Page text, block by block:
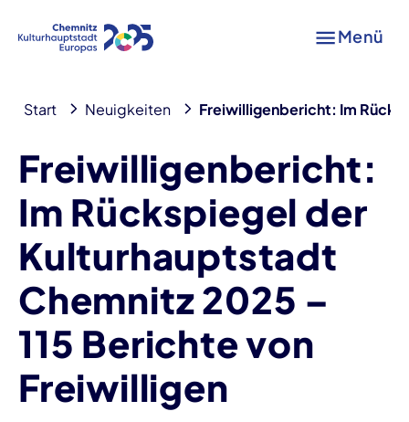
Menü
Start Neuigkeiten Freiwilligenbericht: Im
Freiwilligenbericht:
Im Rückspiegel der
Kulturhauptstadt
Chemnitz 2025 –
115 Berichte von
Freiwilligen